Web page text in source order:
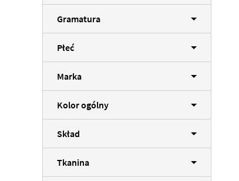
Gramatura
Płeć
Marka
Kolor ogólny
Skład
Tkanina